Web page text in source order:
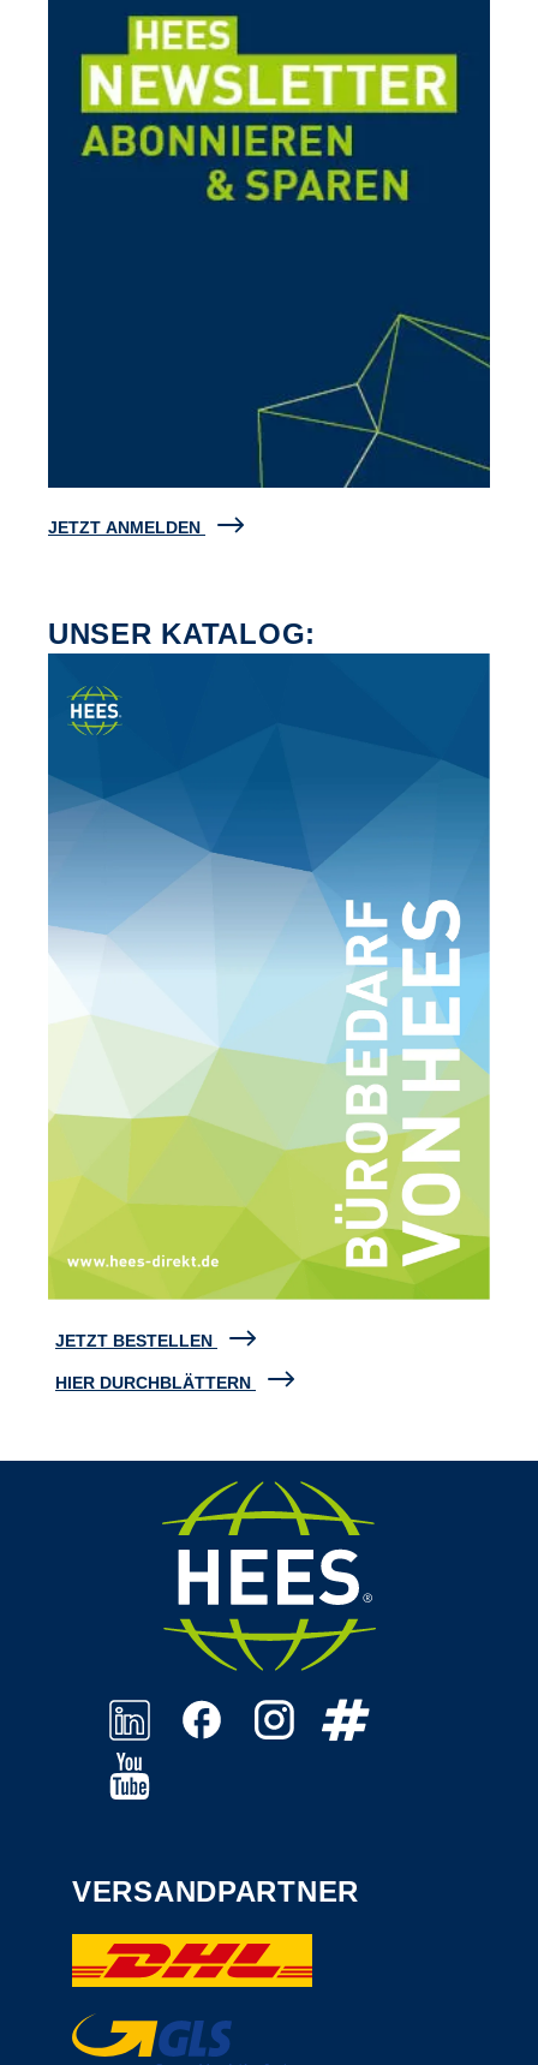
JETZT ANMELDEN
UNSER KATALOG:
JETZT BESTELLEN
HIER DURCHBLÄTTERN
VERSANDPARTNER